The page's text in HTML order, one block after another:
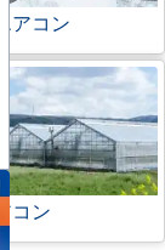
アコン
コン